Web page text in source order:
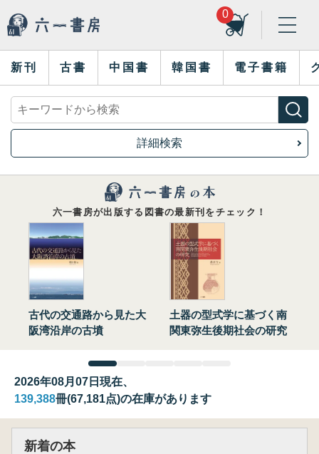
0
新刊 古書 中国書 韓国書 電子書籍
詳細検索
六一書房が出版する図書の最新刊をチェック！
古代の交通路から見た大
阪湾沿岸の古墳
土器の型式学に基づく南
関東弥生後期社会の研究
2026年08月07日現在、
139,388冊(67,181点)の在庫があります
新着の本